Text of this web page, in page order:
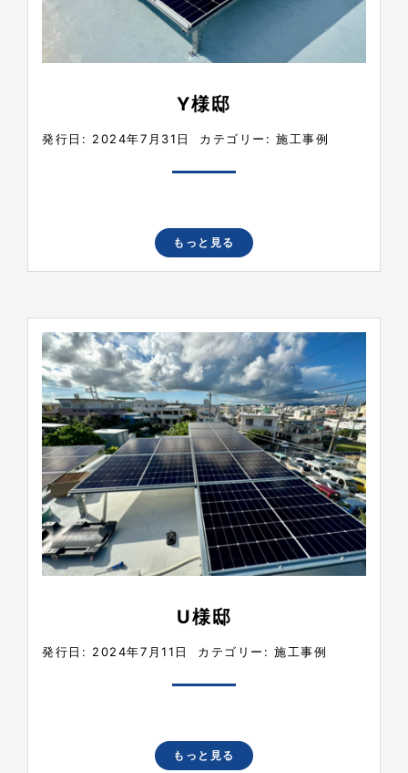
Y様邸
発行日: 2024年7月31日 カテゴリー:施工事例
もっと見る
U様邸
発行日: 2024年7月11日 カテゴリー:施工事例
もっと見る